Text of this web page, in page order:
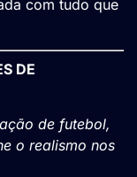
com tudo que
DE
de futebol,
o realismo nos